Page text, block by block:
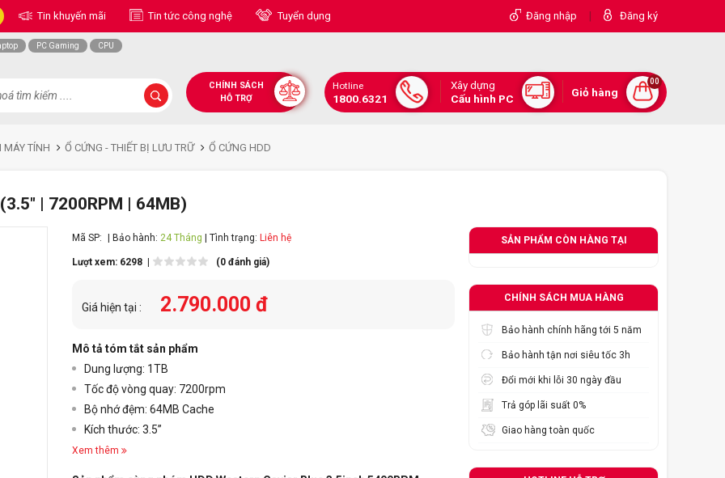
Tin khuyến mãi Tin tức công nghệ Tuyển dụng Đăng nhập | Đăng ký
PC Gaming CPU
CHÍNH SÁCH
HỖ TRỢ
Hotline
1800.6321
Xây dựng
Cấu hình PC
Giỏ hàng
00
MÁY TÍNH Ổ CỨNG - THIẾT BỊ LƯU TRỮ Ổ CỨNG HDD
| 7200RPM | 64MB)
Mã SP: | Bảo hành: 24 Tháng | Tình trạng: Liên hệ
Lượt xem: 6298 | (0 đánh giá)
Giá hiện tại : 2.790.000 đ
Mô tả tóm tắt sản phẩm
Dung lượng: 1TB
Tốc độ vòng quay: 7200rpm
Bộ nhớ đệm: 64MB Cache
Kích thước: 3.5”
Xem thêm
SẢN PHẨM CÒN HÀNG TẠI
CHÍNH SÁCH MUA HÀNG
Bảo hành chính hãng tới 5 năm
Bảo hành tận nơi siêu tốc 3h
Đổi mới khi lỗi 30 ngày đầu
Trả góp lãi suất 0%
Giao hàng toàn quốc